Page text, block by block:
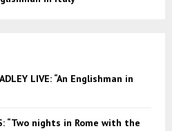
LIVE: “An Englishman in
“Two nights in Rome with the